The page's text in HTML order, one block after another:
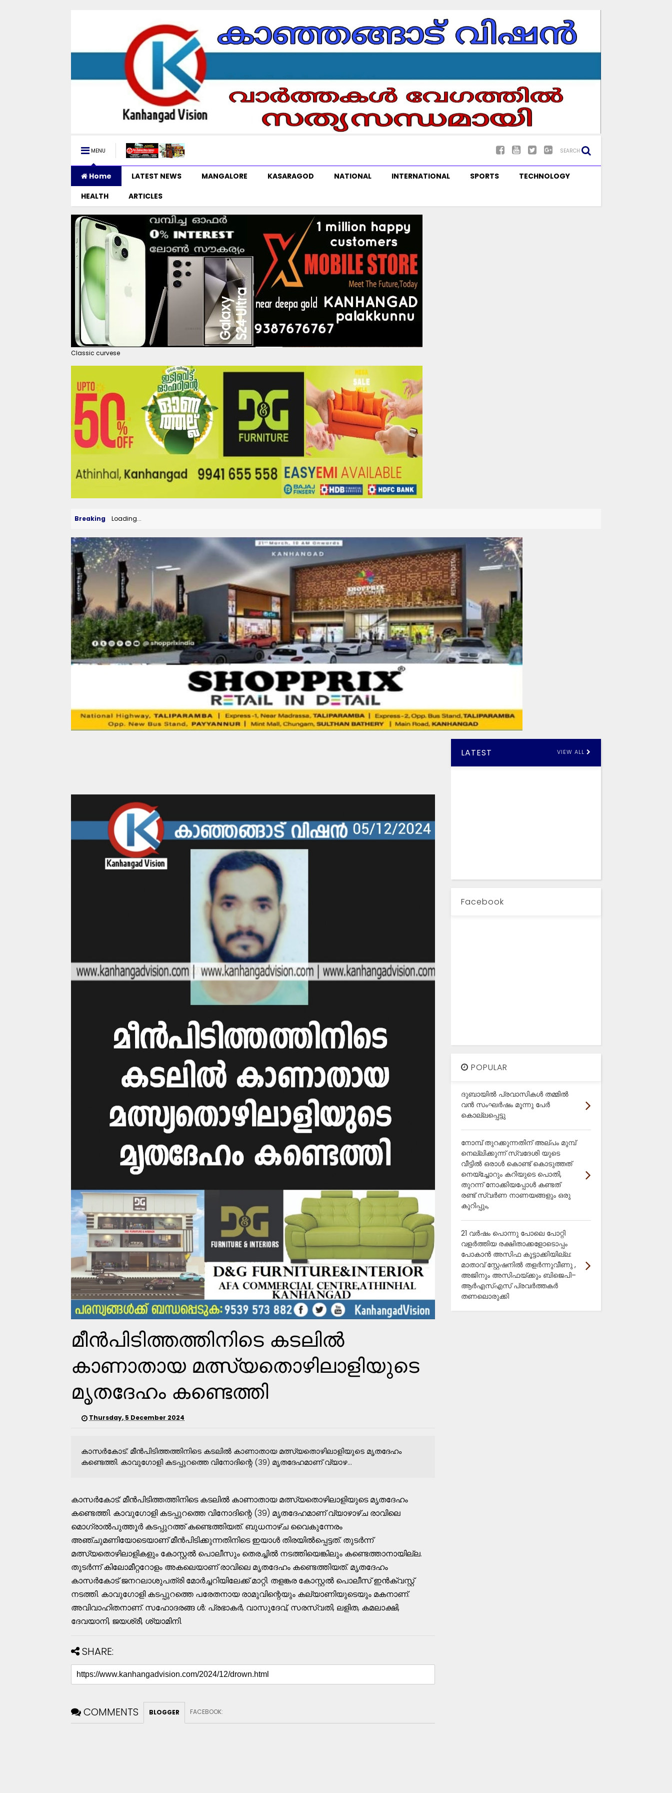
MENU SEARCH
Home LATEST NEWS MANGALORE KASARAGOD NATIONAL INTERNATIONAL SPORTS
TECHNOLOGY
HEALTH
ARTICLES
Classic curvese
Breaking Loading...
മീന്‍പിടിത്തത്തിനിടെ കടലില്‍
കാണാതായ മത്സ്യതൊഴിലാളിയുടെ
മൃതദേഹം കണ്ടെത്തി
Thursday, 5 December 2024
കാസര്‍കോട്: മീന്‍പിടിത്തത്തിനിടെ കടലില്‍ കാണാതായ മത്സ്യതൊഴിലാളിയുടെ മൃതദേഹം
കണ്ടെത്തി. കാവുഗോളി കടപ്പുറത്തെ വിനോദിന്റെ (39) മൃതദേഹമാണ് വ്യാഴ...
കാസര്‍കോട്: മീന്‍പിടിത്തത്തിനിടെ കടലില്‍ കാണാതായ മത്സ്യതൊഴിലാളിയുടെ മൃതദേഹം
കണ്ടെത്തി. കാവുഗോളി കടപ്പുറത്തെ വിനോദിന്റെ (39) മൃതദേഹമാണ് വ്യാഴാഴ്ച രാവിലെ
മൊഗ്രാല്‍പുത്തൂര്‍ കടപ്പുറത്ത് കണ്ടെത്തിയത്. ബുധനാഴ്ച വൈകുന്നേരം
അഞ്ചുമണിയോടെയാണ് മീന്‍പിടിക്കുന്നതിനിടെ ഇയാള്‍ തിരയില്‍പ്പെട്ടത്. തുടര്‍ന്ന്
മത്സ്യതൊഴിലാളികളും കോസ്റ്റല്‍ പൊലീസും തെരച്ചില്‍ നടത്തിയെങ്കിലും കണ്ടെത്താനായില്ല.
തുടര്‍ന്ന് കിലോമീറ്ററോളം അകലെയാണ് രാവിലെ മൃതദേഹം കണ്ടെത്തിയത്. മൃതദേഹം
കാസര്‍കോട് ജനറലാശുപത്രി മോര്‍ച്ചറിയിലേക്ക് മാറ്റി. തളങ്കര കോസ്റ്റല്‍ പൊലീസ് ഇന്‍ക്വസ്റ്റ്
നടത്തി. കാവുഗോളി കടപ്പുറത്തെ പരേതനായ രാമുവിന്റെയും കല്യാണിയുടെയും മകനാണ്.
അവിവാഹിതനാണ്. സഹോദരങ്ങ ള്‍: പ്രഭാകര്‍, വാസുദേവ്, സരസ്വതി, ലളിത, കമലാക്ഷി,
ദേവയാനി, ജയശ്രീ, ശ്യാമിനി.
SHARE:
COMMENTS BLOGGER FACEBOOK:
LATEST VIEW ALL
Facebook
POPULAR
ദുബായിൽ പ്രവാസികൾ തമ്മിൽ
വൻ സംഘർഷം മൂന്നു പേർ
കൊല്ലപ്പെട്ടു
നോമ്പ് തുറക്കുന്നതിന് അല്പം മുമ്പ്
നെല്ലിക്കുന്ന് സ്വദേശി യുടെ
വീട്ടിൽ ഒരാൾ കൊണ്ട് കൊടുത്തത്
നെയ്ച്ചോറും കറിയുടെ പൊതി,
തുറന്ന് നോക്കിയപ്പോൾ കണ്ടത്
രണ്ട് സ്വർണ നാണയങ്ങളും ഒരു
കുറിപ്പും,
21 വർഷം പൊന്നു പോലെ പോറ്റി
വളർത്തിയ രക്ഷിതാക്കളോടൊപ്പം
പോകാൻ അസിഫ കൂട്ടാക്കിയില്ല:
മാതാവ് സ്റ്റേഷനിൽ തളർന്നുവീണു ,
അജിനും അസിഫയ്ക്കും ബിജെപി–
ആർഎസ്എസ് പ്രവർത്തകർ
തണലൊരുക്കി